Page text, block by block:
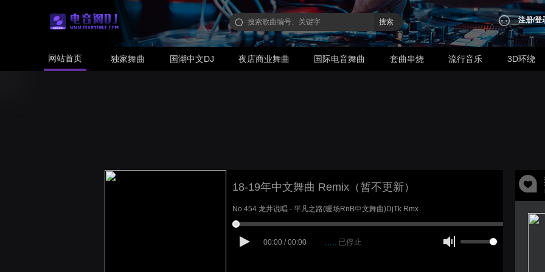
搜索 注册/登
网站首页 独家舞曲 国潮中文DJ 夜店商业舞曲 国际电音舞曲 套曲串烧 流行音乐 3D环绕
18-19年中文舞曲 Remix（暂不更新）
No.454 龙井说唱 - 平凡之路(暖场RnB中文舞曲)DjTk Rmx
00:00 / 00:00 已停止